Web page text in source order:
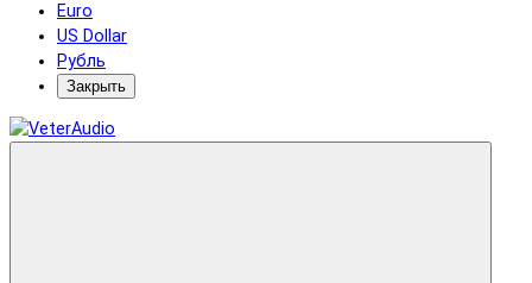
Euro
US Dollar
Рубль
Закрыть